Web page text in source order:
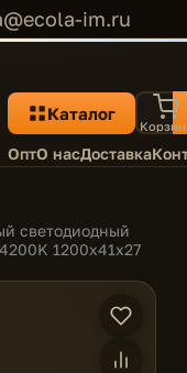
im.ru
Каталог
ОптО насДоставка
светодиодный
1200x41x27